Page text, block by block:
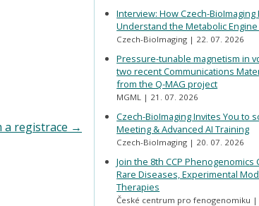
a registrace →
Interview: How Czech-BioImaging
Understand the Metabolic
Czech-BioImaging 22. 07. 2026
Pressure-tunable magnetism in
two recent Communications
from the Q-MAG project
MGML 21. 07. 2026
Czech-BioImaging Invites You to
Meeting & Advanced AI Training
Czech-BioImaging 20. 07. 2026
Join the 8th CCP
Rare Diseases, Experimental
Therapies
České centrum pro fenogenomiku